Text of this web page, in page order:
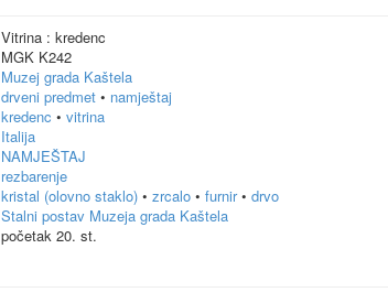
Vitrina : kredenc
MGK K242
Muzej grada Kaštela
drveni predmet • namještaj
kredenc • vitrina
Italija
NAMJEŠTAJ
rezbarenje
kristal (olovno staklo) • zrcalo • furnir• drvo
Stalni postav Muzeja grada Kaštela
početak 20. st.